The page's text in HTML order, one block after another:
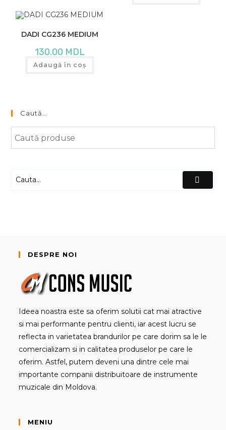
DADI CG236 MEDIUM
130.00 MDL
Adaugă în coș
Caută…
DESPRE NOI
Ideea noastra este sa oferim solutii cat mai atractive
si mai performante pentru clienti, iar acest lucru se
reflecta in varietatea brandurilor pe care dorim sa le le
comercializam si in calitatea produselor pe care le
oferim. Astfel, putem deveni una dintre cele mai
importante companii distribuitoare de instrumente
muzicale din Moldova.
MENIU